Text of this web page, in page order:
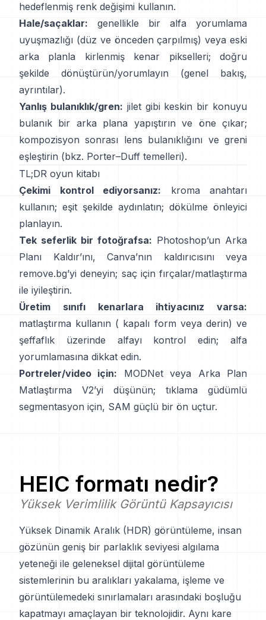
hedeflenmiş renk değişimi kullanın.
Hale/saçaklar: genellikle bir alfa yorumlama
uyuşmazlığı (düz ve önceden çarpılmış) veya eski
arka planla kirlenmiş kenar pikselleri; doğru
şekilde dönüştürün/yorumlayın
(genel bakış,
ayrıntılar).
Yanlış bulanıklık/gren: jilet gibi keskin bir konuyu
bulanık bir arka plana yapıştırın ve öne çıkar;
kompozisyon sonrası lens bulanıklığını ve greni
eşleştirin (bkz. Porter–Duff temelleri).
TL;DR oyun kitabı
Çekimi kontrol ediyorsanız: kroma anahtarı
kullanın; eşit şekilde aydınlatın; dökülme önleyici
planlayın.
Tek seferlik bir fotoğrafsa: Photoshop’un Arka
Planı Kaldır’ını, Canva’nın kaldırıcısınıveya
remove.bg’yi deneyin; saç için fırçalar/matlaştırma
ile iyileştirin.
Üretim sınıfı kenarlara ihtiyacınız varsa:
matlaştırma kullanın ( kapalı form veya derin) ve
şeffaflık üzerinde alfayı kontrol edin;
alfa
yorumlamasına dikkat edin.
Portreler/video için:
MODNetveya
Arka Plan
Matlaştırma V2’yi düşünün; tıklama güdümlü
segmentasyon için, SAM güçlü bir ön uçtur.
HEIC formatı nedir?
Yüksek Verimlilik Görüntü Kapsayıcısı
Yüksek Dinamik Aralık (HDR) görüntüleme, insan
gözünün geniş bir parlaklık seviyesi algılama
yeteneği ile geleneksel dijital görüntüleme
sistemlerinin bu aralıkları yakalama, işleme ve
görüntülemedeki sınırlamaları arasındaki boşluğu
kapatmayı amaçlayan bir teknolojidir. Aynı kare